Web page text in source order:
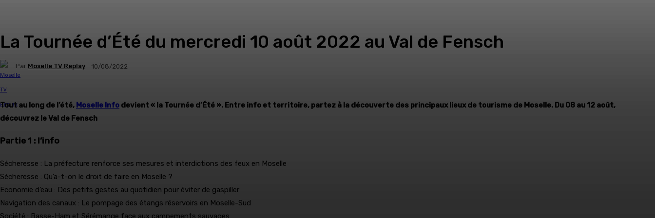
La Tournée d’Été du mercredi 10 août 2022 au Val de Fensch
Par Moselle TV Replay 10/08/2022
Tout au long de l’été, Moselle Info devient « la Tournée d’Été ». Entre info et territoire, partez à la découverte des principaux lieux de tourisme de Moselle. Du 08 au 12 août,
découvrez le Val de Fensch
Partie 1 : l’info
Sécheresse : La préfecture renforce ses mesures et interdictions des feux en Moselle
Sécheresse : Qu’a-t-on le droit de faire en Moselle ?
Economie d’eau : Des petits gestes au quotidien pour éviter de gaspiller
Navigation des canaux : Le pompage des étangs réservoirs en Moselle-Sud
Société : Basse-Ham et Sérémange face aux campements sauvages